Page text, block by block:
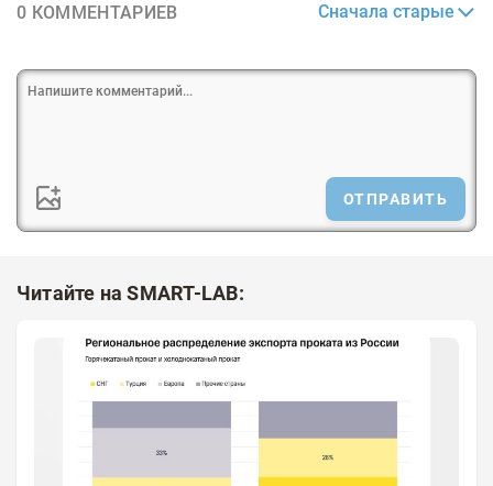
0 КОММЕНТАРИЕВ Сначала старые
ОТПРАВИТЬ
Читайте на SMART-LAB: